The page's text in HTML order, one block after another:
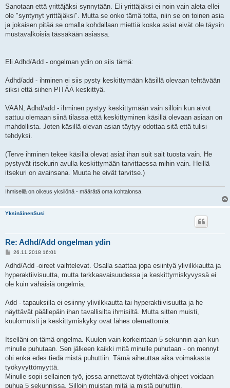
Sanotaan että yrittäjäksi synnytään. Eli yrittäjäksi ei noin vain aleta ellei
ole "syntynyt yrittäjäksi". Mutta se onko tämä totta, niin se on toinen asia
ja jokaisen pitää se omalla kohdallaan miettiä koska asiat eivät ole täysin
mustavalkoisia tässäkään asiassa.
Eli Adhd/Add - ongelman ydin on siis tämä:
Adhd/add - ihminen ei siis pysty keskittymään käsillä olevaan tehtävään
siksi että siihen PITÄÄ keskittyä.
VAAN, Adhd/add - ihminen pystyy keskittymään vain silloin kun aivot
sattuu olemaan siinä tilassa että keskittyminen käsillä olevaan asiaan on
mahdollista. Joten käsillä olevan asian täytyy odottaa sitä että tulisi
tehdyksi.
(Terve ihminen tekee käsillä olevat asiat ihan suit sait tuosta vain. He
pystyvät itsekurin avulla keskittymään tarvittaessa mihin vain. Heillä
itsekuri on avainsana. Muuta he eivät tarvitse.)
Ihmisellä on oikeus yksilönä - määrätä oma kohtalonsa.
YksinäinenSusi
Re: Adhd/Add ongelman ydin
V
e
t
i
26.11.2018 16:01
Adhd/Add -oireet vaihtelevat. Osalla saattaa jopa esiintyä ylivilkkautta ja
hyperaktiivisuutta, mutta tarkkaavaisuudessa ja keskittymiskyvyssä ei
ole kuin vähäisiä ongelmia.
Add - tapauksilla ei esiinny ylivilkkautta tai hyperaktiivisuutta ja he
näyttävät päällepäin ihan tavallisilta ihmisiltä. Mutta sitten muisti,
kuulomuisti ja keskittymiskyky ovat lähes olemattomia.
Itselläni on tämä ongelma. Kuulen vain korkeintaan 5 sekunnin ajan kun
minulle puhutaan. Sen jälkeen kaikki mitä minulle puhutaan - on mennyt
ohi enkä edes tiedä mistä puhuttiin. Tämä aiheuttaa aika voimakasta
työkyvyttömyyttä.
Minulle sopii sellainen työ, jossa annettavat työtehtävä-ohjeet voidaan
puhua 5 sekunnissa. Silloin muistan mitä ja mistä puhuttiin.